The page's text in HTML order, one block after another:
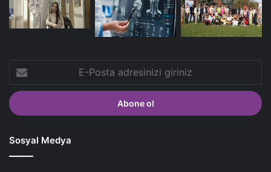
Posta
adresinizi
giriniz
Sosyal Medya